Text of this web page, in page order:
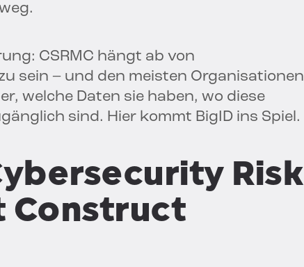
CSRMC hängt ab von
sein – und den meisten Organisationen
welche Daten sie haben, wo diese
sind. Hier kommt BigID ins Spiel.
Risk
Construct